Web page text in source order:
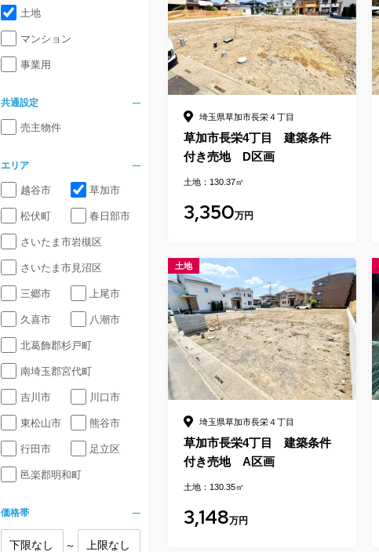
埼玉県草加市長栄４丁目
草加市長栄4丁目 建築条件
付き売地 D区画
土地：130.37㎡
3,350万円
土地
埼玉県草加市長栄４丁目
草加市長栄4丁目 建築条件
付き売地 A区画
土地：130.35㎡
3,148万円
土地
マンション
事業用
共通設定
売主物件
エリア
越谷市 草加市
松伏町 春日部市
さいたま市岩槻区
さいたま市見沼区
三郷市 上尾市
久喜市 八潮市
北葛飾郡杉戸町
南埼玉郡宮代町
吉川市 川口市
東松山市 熊谷市
行田市 足立区
邑楽郡明和町
価格帯
～